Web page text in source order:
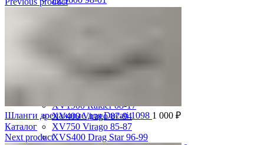
MT-01 05-09
XJR1200 94-98
XV1900 Raider 08-17
XV400 Virago 87-94
XV750 Virago 85-87
XVS400 Drag Star 96-99
Шланги дренажные для Ducati 1098 1 000 ₽
Каталог
Next product